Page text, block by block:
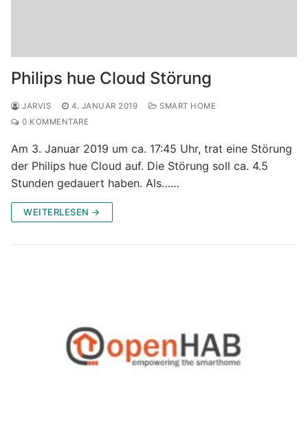
Philips hue Cloud Störung
JARVIS 4. JANUAR 2019
SMART HOME
0 KOMMENTARE
Am 3. Januar 2019 um ca. 17:45 Uhr, trat eine Störung
der Philips hue Cloud auf. Die Störung soll ca. 4.5
Stunden gedauert haben. Als……
WEITERLESEN →